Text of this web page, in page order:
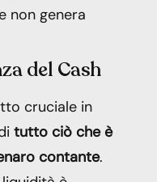
non genera
del Cash
cruciale in
tutto ciò che è
contante.